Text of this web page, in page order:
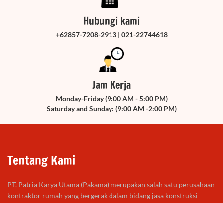
Hubungi kami
+62857-7208-2913 | 021-22744618
Jam Kerja
Monday-Friday (9:00 AM - 5:00 PM)
Saturday and Sunday: (9:00 AM -2:00 PM)
Tentang Kami
PT. Patria Karya Utama (Pakama) merupakan salah satu perusahaan
kontraktor rumah yang bergerak dalam bidang jasa konstruksi